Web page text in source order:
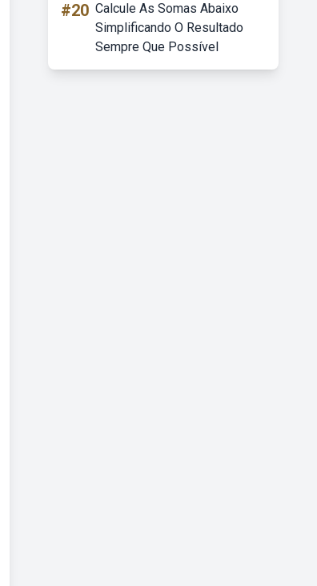
#20 Calcule As Somas Abaixo
Simplificando O Resultado
Sempre Que Possível